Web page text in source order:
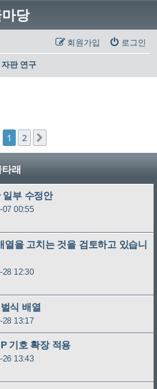
당
로그인
회원가입
자판 연구
1 2
타래
일부 수정안
00:55
을 고치는 것을 검토하고 있습니
28 12:30
식 배열
13:17
기호 확장 적용
13:43